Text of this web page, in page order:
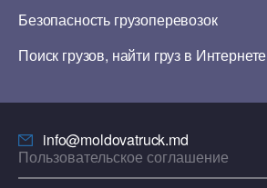
Безопасность грузоперевозок
Поиск грузов, найти груз в Интернете
info@moldovatruck.md
Пользовательское соглашение